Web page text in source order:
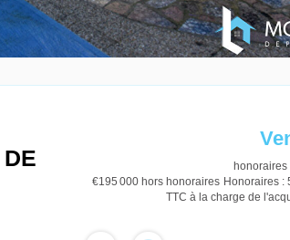
€195 000 hors honoraires Honoraires :
TTC à la charge de